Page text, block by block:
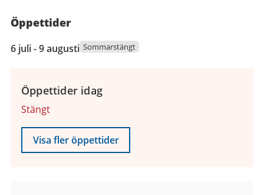
Öppettider
6
juli
augusti
2026
6 juli - 9 augusti Sommarstängt
Öppettider idag
Stängt
Visa fler öppettider